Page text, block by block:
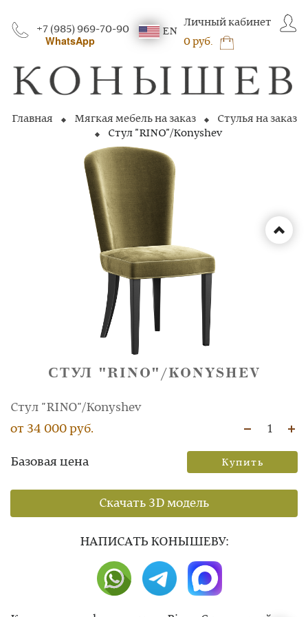
+7 (985) 969-70-90
WhatsApp
EN
Личный кабинет
0 руб.
Главная Мягкая мебель на заказ
Стулья на заказ
Стул "RINO"/Konyshev
СТУЛ "RINO"/KONYSHEV
Стул "RINO"/Konyshev
от 34 000 руб.
1
Базовая цена Купить
Скачать 3D модель
НAПИСАТЬ КОНЫШЕВУ: